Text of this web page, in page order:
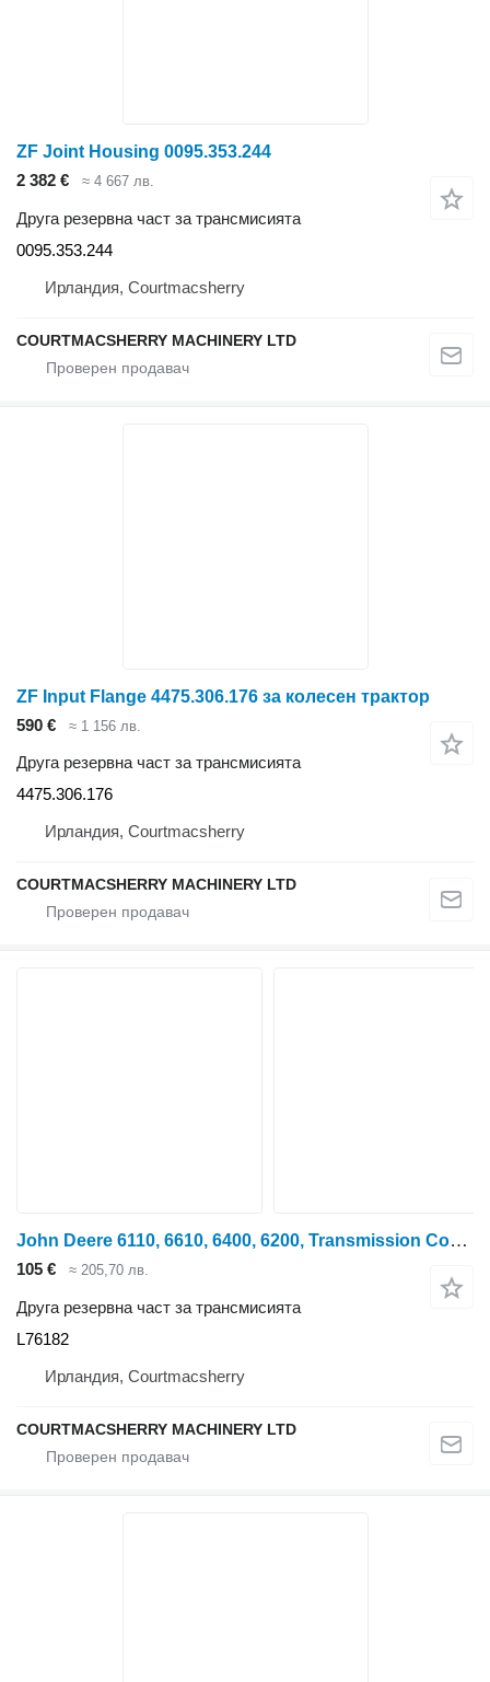
ZF Joint Housing 0095.353.244
2 382 €
≈ 4 667 лв.
Друга резервна част за трансмисията
0095.353.244
Ирландия, Courtmacsherry
COURTMACSHERRY MACHINERY LTD
ZF Input Flange 4475.306.176 за колесен трактор
590 €
≈ 1 156 лв.
Друга резервна част за трансмисията
4475.306.176
Ирландия, Courtmacsherry
COURTMACSHERRY MACHINERY LTD
John Deere 6110, 6610, 6400, 6200, Transmission Control Cover , L1012 L76182 за колесен трактор
105 € ≈ 205,70 лв.
Друга резервна част за трансмисията
L76182
Ирландия, Courtmacsherry
COURTMACSHERRY MACHINERY LTD